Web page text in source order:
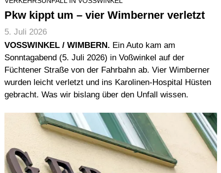
Pkw kippt um – vier Wimberner verletzt
5. Juli 2026
VOSSWINKEL / WIMBERN. Ein Auto kam am
Sonntagabend (5. Juli 2026) in Voßwinkel auf der
Füchtener Straße von der Fahrbahn ab. Vier Wimberner
wurden leicht verletzt und ins Karolinen-Hospital Hüsten
gebracht. Was wir bislang über den Unfall wissen.